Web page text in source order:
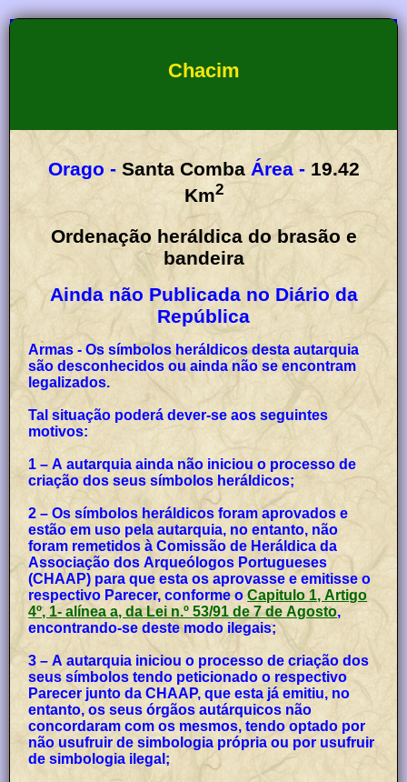
Chacim
Orago - Santa CombaÁrea - 19.42
Km2
Ordenação heráldica do brasão e
bandeira
Ainda não Publicada no Diário da
República
Armas - Os símbolos heráldicos desta autarquia
são desconhecidos ou ainda não se encontram
legalizados.
Tal situação poderá dever-se aos seguintes
motivos:
1 – A autarquia ainda não iniciou o processo de
criação dos seus símbolos heráldicos;
2 – Os símbolos heráldicos foram aprovados e
estão em uso pela autarquia, no entanto, não
foram remetidos à Comissão de Heráldica da
Associação dos Arqueólogos Portugueses
(CHAAP) para que esta os aprovasse e emitisse o
respectivo Parecer, conforme oCapitulo 1, Artigo
4º, 1- alínea a, da Lei n.º 53/91 de 7 de Agosto,
encontrando-se deste modo ilegais;
3 – A autarquia iniciou o processo de criação dos
seus símbolos tendo peticionado o respectivo
Parecer junto da CHAAP, que esta já emitiu, no
entanto, os seus órgãos autárquicos não
concordaram com os mesmos, tendo optado por
não usufruir de simbologia própria ou por usufruir
de simbologia ilegal;